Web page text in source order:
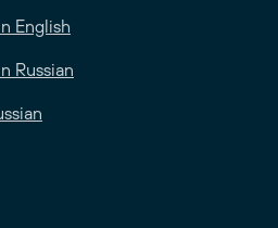
English
Russian